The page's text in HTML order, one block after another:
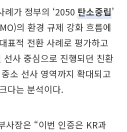
례가 정부의 ‘2050 탄소중립’
의 환경 규제 강화 흐름에
표적 전환 사례로 평가하고
사 중심으로 진행되던 친환
소 선사 영역까지 확대되고
다는 분석이다.
사장은 “이번 인증은 KR과